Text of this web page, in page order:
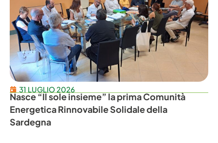
31 LUGLIO 2026
Nasce “Il sole insieme” la prima Comunità
Energetica Rinnovabile Solidale della
Sardegna